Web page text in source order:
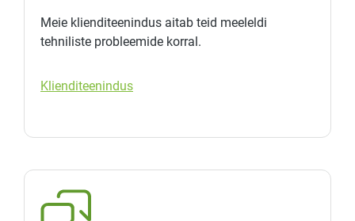
Meie klienditeenindus aitab teid meeleldi
tehniliste probleemide korral.
Klienditeenindus